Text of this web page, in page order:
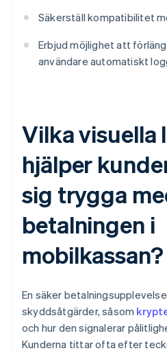
Säkerställ kompatibilitet
Erbjud möjlighet att
användare automatiskt
Vilka visuella
hjälper
sig trygga
betalningen i
mobilkassan?
En säker
skyddsåtgärder, såsom
och hur den signalerar
Kunderna tittar ofta efter